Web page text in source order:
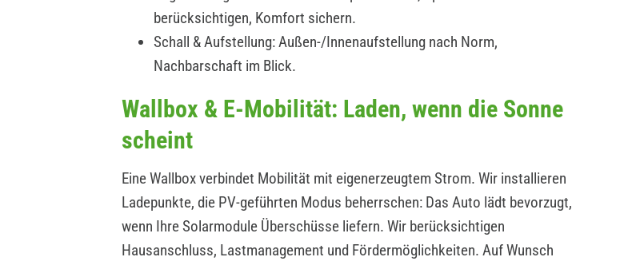
berücksichtigen, Komfort sichern.
Schall & Aufstellung: Außen-/Innenaufstellung nach Norm,
Nachbarschaft im Blick.
Wallbox & E-Mobilität: Laden, wenn die Sonne
scheint
Eine Wallbox verbindet Mobilität mit eigenerzeugtem Strom. Wir installieren
Ladepunkte, die PV-geführten Modus beherrschen: Das Auto lädt bevorzugt,
wenn Ihre Solarmodule Überschüsse liefern. Wir berücksichtigen
Hausanschluss, Lastmanagement und Fördermöglichkeiten. Auf Wunsch